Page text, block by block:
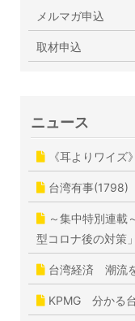
メルマガ申込
取材申込
ニュース
《耳よりワイズ
台湾有事(1798)
～集中特別連載
型コロナ後の対策
台湾経済 潮流
KPMG 分かる